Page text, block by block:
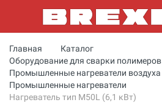
Главная
Каталог
Оборудование для сварки полимеров
Промышленные нагреватели воздуха
Промышленные нагреватели
Нагреватель тип M50L (6,1 кВт)